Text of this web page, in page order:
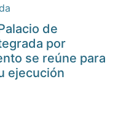
de
por
se reúne para
ejecución